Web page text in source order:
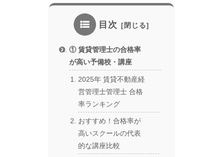
目次
① 賃貸管理士の合格率
が高い予備校・講座
2025年 賃貸不動産経
営管理士管理士 合格
率ランキング
おすすめ！合格率が
高いスクールの代表
的な講座比較